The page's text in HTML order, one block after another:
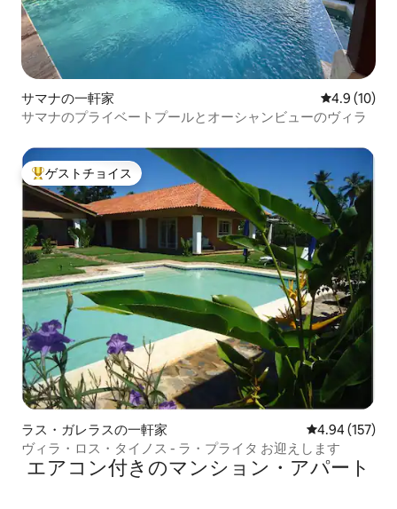
サマナの一軒家 レビュー10
4.9 (10)
サマナのプライベートプールとオーシャンビューのヴィラ
大好評のゲストチョイスです。
ゲストチョイス
ラス・ガレラスの一軒家 レビュー157
4.94 (157)
ヴィラ・ロス・タイノス - ラ・プライタ お迎えします
エアコン付きのマンション・アパート